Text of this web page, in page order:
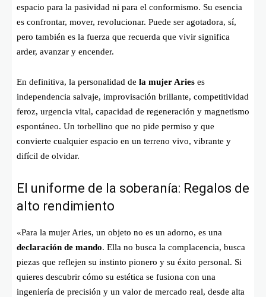
espacio para la pasividad ni para el conformismo. Su esencia
es confrontar, mover, revolucionar. Puede ser agotadora, sí,
pero también es la fuerza que recuerda que vivir significa
arder, avanzar y encender.
En definitiva, la personalidad de la mujer Aries es
independencia salvaje, improvisación brillante, competitividad
feroz, urgencia vital, capacidad de regeneración y magnetismo
espontáneo. Un torbellino que no pide permiso y que
convierte cualquier espacio en un terreno vivo, vibrante y
difícil de olvidar.
El uniforme de la soberanía: Regalos de
alto rendimiento
«Para la mujer Aries, un objeto no es un adorno, es una
declaración de mando. Ella no busca la complacencia, busca
piezas que reflejen su instinto pionero y su éxito personal. Si
quieres descubrir cómo su estética se fusiona con una
ingeniería de precisión y un valor de mercado real, desde alta